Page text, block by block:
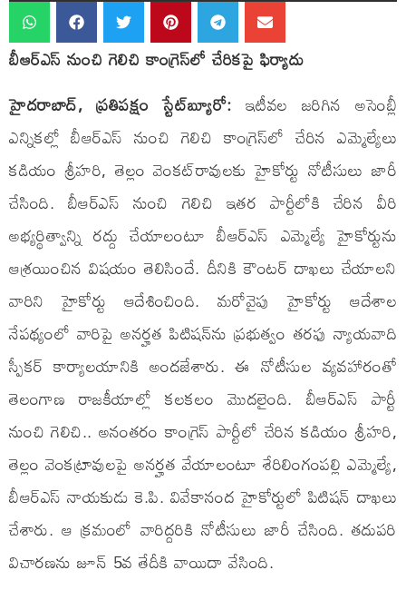
బీఆర్​ఎస్​ నుంచి గెలిచి కాంగ్రెస్​లో చేరికపై ఫిర్యాదు
హైదరాబాద్, ప్రతిపక్షం స్టేట్​బ్యూరో: ఇటీవల జరిగిన అసెంబ్లీ
ఎన్నికల్లో బీఆర్​ఎస్​ నుంచి గెలిచి కాంగ్రెస్​లో చేరిన ఎమ్మెల్యేలు
కడియం శ్రీహరి, తెల్లం వెంకట్​రావులకు హైకోర్టు నోటీసులు జారీ
చేసింది. బీఆర్​ఎస్​ నుంచి గెలిచి ఇతర పార్టీలోకి చేరిన వీరి
అభ్యర్థిత్వాన్ని రద్దు చేయాలంటూ బీఆర్​ఎస్​ ఎమ్మెల్యే హైకోర్టును
ఆశ్రయించిన విషయం తెలిసిందే. దీనికి కౌంటర్ దాఖలు చేయాలని
వారిని హైకోర్టు ఆదేశించింది. మరోవైపు హైకోర్టు ఆదేశాల
నేపథ్యంలో వారిపై అనర్హత పిటిషన్‌ను ప్రభుత్వం తరఫు న్యాయవాది
స్పీకర్ కార్యాలయానికి అందజేశారు. ఈ నోటీసుల వ్యవహారంతో
తెలంగాణ రాజకీయాల్లో కలకలం మొదలైంది. బీఆర్ఎస్ పార్టీ
నుంచి గెలిచి.. అనంతరం కాంగ్రెస్ పార్టీలో చేరిన కడియం శ్రీహరి,
తెల్లం వెంకట్రావుల‌పై అనర్హత వేయాలంటూ శేరిలింగంపల్లి ఎమ్మెల్యే,
బీఆర్ఎస్ నాయకుడు కె.పి. వివేకానంద హైకోర్టులో పిటిషన్ దాఖలు
చేశారు. ఆ క్రమంలో వారిద్దరికి నోటీసులు జారీ చేసింది. తదుపరి
విచారణను జూన్ 5వ తేదీకి వాయిదా వేసింది.